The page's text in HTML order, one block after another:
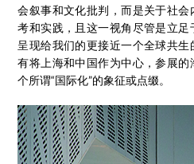
会叙事和文化批判，而是关于社
考和实践，且这一视角尽管是立
呈现给我们的更接近一个全球共
有将上海和中国作为中心，参展
个所谓“国际化”的象征或点缀。